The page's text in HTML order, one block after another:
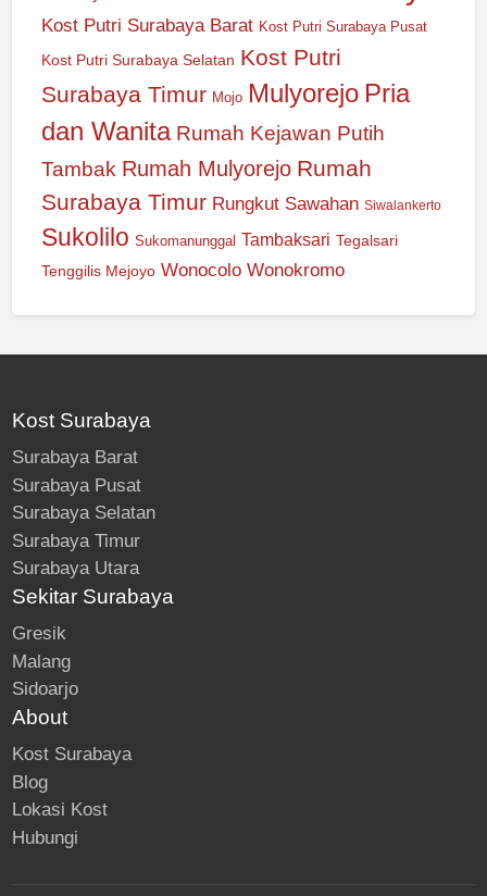
Kost Putri Surabaya Barat Kost Putri Surabaya Pusat
Kost Putri Surabaya Selatan Kost Putri
Surabaya Timur Mojo Mulyorejo Pria
dan Wanita Rumah Kejawan Putih
Tambak Rumah Mulyorejo Rumah
Surabaya Timur Rungkut Sawahan Siwalankerto
Sukolilo Sukomanunggal Tambaksari Tegalsari
Tenggilis Mejoyo Wonocolo Wonokromo
Kost Surabaya
Surabaya Barat
Surabaya Pusat
Surabaya Selatan
Surabaya Timur
Surabaya Utara
Sekitar Surabaya
Gresik
Malang
Sidoarjo
About
Kost Surabaya
Blog
Lokasi Kost
Hubungi